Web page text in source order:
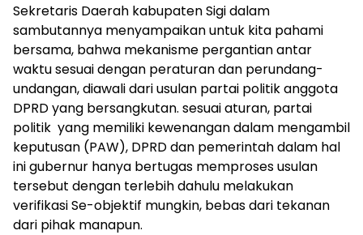
Sekretaris Daerah kabupaten Sigi dalam
sambutannya menyampaikan untuk kita pahami
bersama, bahwa mekanisme pergantian antar
waktu sesuai dengan peraturan dan perundang-
undangan, diawali dari usulan partai politik anggota
DPRD yang bersangkutan. sesuai aturan, partai
politik yang memiliki kewenangan dalam mengambil
keputusan (PAW), DPRD dan pemerintah dalam hal
ini gubernur hanya bertugas memproses usulan
tersebut dengan terlebih dahulu melakukan
verifikasi Se-objektif mungkin, bebas dari tekanan
dari pihak manapun.